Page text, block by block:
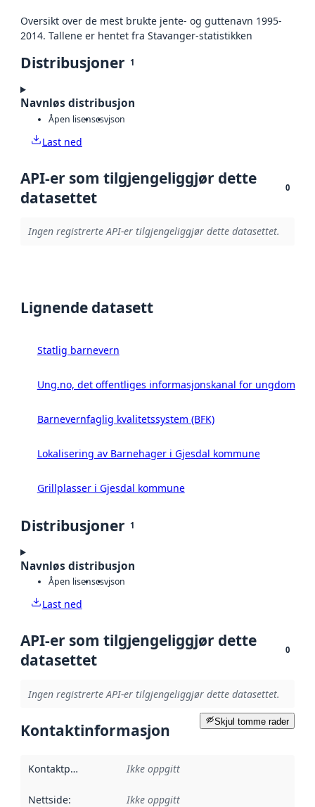
Oversikt over de mest brukte jente- og guttenavn 1995-
2014. Tallene er hentet fra Stavanger-statistikken
Distribusjoner 1
Navnløs distribusjon
Åpen lisenscsvjson
Last ned
API-er som tilgjengeliggjør dette
datasettet
0
Ingen registrerte API-er tilgjengeliggjør dette datasettet.
Lignende datasett
Statlig barnevern
Ung.no, det offentliges informasjonskanal for ungdom
Barnevernfaglig kvalitetssystem (BFK)
Lokalisering av Barnehager i Gjesdal kommune
Grillplasser i Gjesdal kommune
Distribusjoner 1
Navnløs distribusjon
Åpen lisenscsvjson
Last ned
API-er som tilgjengeliggjør dette
datasettet
0
Ingen registrerte API-er tilgjengeliggjør dette datasettet.
Skjul tomme rader
Kontaktinformasjon
Kontaktpunkt Ikke oppgitt
Nettside: Ikke oppgitt